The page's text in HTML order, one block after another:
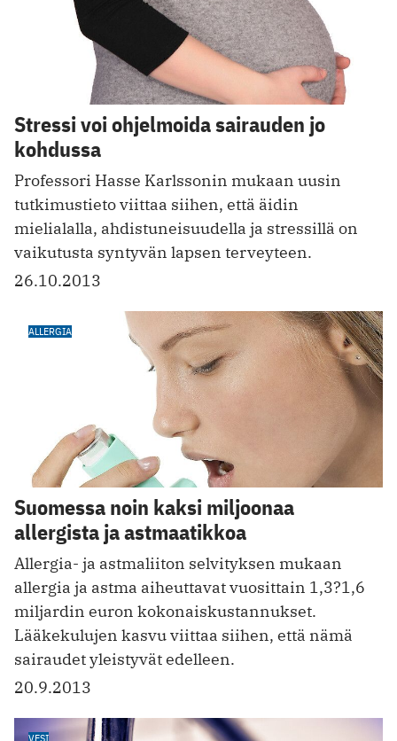
Stressi voi ohjelmoida sairauden jo
kohdussa
Professori Hasse Karlssonin mukaan uusin
tutkimustieto viittaa siihen, että äidin
mielialalla, ahdistuneisuudella ja stressillä on
vaikutusta syntyvän lapsen terveyteen.
26.10.2013
ALLERGIA
Suomessa noin kaksi miljoonaa
allergista ja astmaatikkoa
Allergia- ja astmaliiton selvityksen mukaan
allergia ja astma aiheuttavat vuosittain 1,3?1,6
miljardin euron kokonaiskustannukset.
Lääkekulujen kasvu viittaa siihen, että nämä
sairaudet yleistyvät edelleen.
20.9.2013
VESI